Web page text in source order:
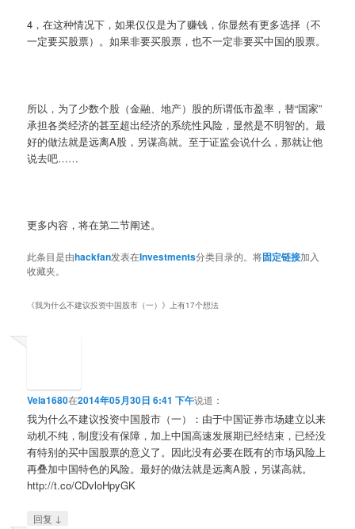
4，在这种情况下，如果仅仅是为了赚钱，你显然有更多选择（不
一定要买股票）。如果非要买股票，也不一定非要买中国的股票。
所以，为了少数个股（金融、地产）股的所谓低市盈率，替“国家”
承担各类经济的甚至超出经济的系统性风险，显然是不明智的。最
好的做法就是远离A股，另谋高就。至于证监会说什么，那就让他
说去吧……
更多内容，将在第二节阐述。
此条目是由hackfan发表在Investments分类目录的。将固定链接加入
收藏夹。
《我为什么不建议投资中国股市（一）》上有17个想法
Vela1680在2014年05月30日 6:41 下午说道：
我为什么不建议投资中国股市（一）：由于中国证券市场建立以来
动机不纯，制度没有保障，加上中国高速发展期已经结束，已经没
有特别的买中国股票的意义了。因此没有必要在既有的市场风险上
再叠加中国特色的风险。最好的做法就是远离A股，另谋高就。
http://t.co/CDvloHpyGK
回复 ↓